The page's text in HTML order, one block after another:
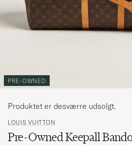
PRE-OWNED
LOUIS VUITTON
Pre-Owned Keepall
Produktet er desværre udsolgt.